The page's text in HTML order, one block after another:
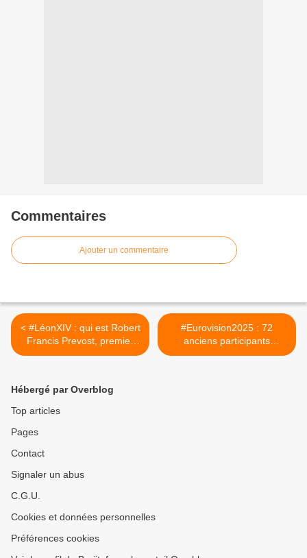
Commentaires
Ajouter un commentaire
< #LéonXIV : qui est Robert
Francis Prevost, premier
Américain à devenir #pape
commémoration de la fin de
la 2ème guerre mondiale
#Eurovision2025 : 72
anciens participants
demandent l’exclusion d’
Hébergé par Overblog
Top articles
Pages
Contact
Signaler un abus
C.G.U.
Cookies et données personnelles
Préférences cookies